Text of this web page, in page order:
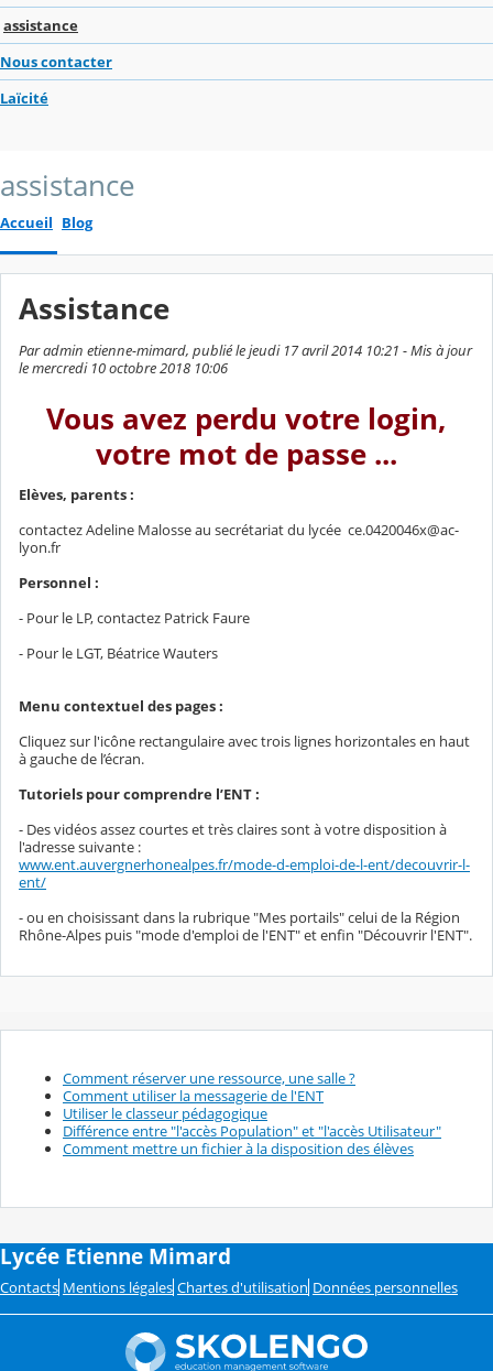
assistance
Nous contacter
Laïcité
assistance
Accueil Blog
Assistance
Par admin etienne-mimard, publié le jeudi 17 avril 2014 10:21 - Mis à jour
le mercredi 10 octobre 2018 10:06
Vous avez perdu votre login,
votre mot de passe ...
Elèves, parents :
contactez Adeline Malosse au secrétariat du lycée ce.0420046x@ac-
lyon.fr
Personnel :
- Pour le LP, contactez Patrick Faure
- Pour le LGT, Béatrice Wauters
Menu contextuel des pages :
Cliquez sur l'icône rectangulaire avec trois lignes horizontales en haut
à gauche de l’écran.
Tutoriels pour comprendre l’ENT :
- Des vidéos assez courtes et très claires sont à votre disposition à
l'adresse suivante :
www.ent.auvergnerhonealpes.fr/mode-d-emploi-de-l-ent/decouvrir-l-
ent/
- ou en choisissant dans la rubrique "Mes portails" celui de la Région
Rhône-Alpes puis "mode d'emploi de l'ENT" et enfin "Découvrir l'ENT".
Comment réserver une ressource, une salle ?
Comment utiliser la messagerie de l'ENT
Utiliser le classeur pédagogique
Différence entre "l'accès Population" et "l'accès Utilisateur"
Comment mettre un fichier à la disposition des élèves
Lycée Etienne Mimard
Contacts Mentions légales Chartes d'utilisation Données personnelles